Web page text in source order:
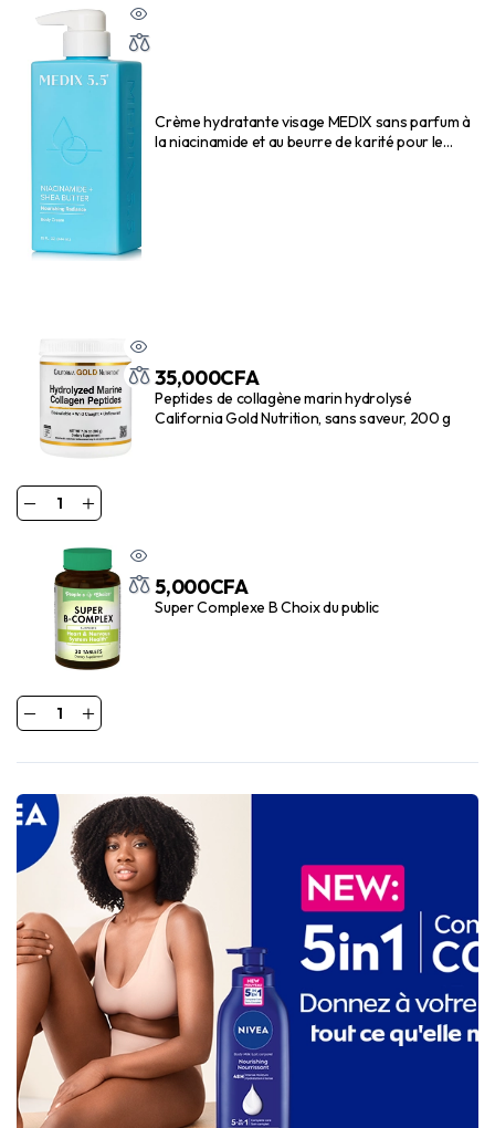
Crème hydratante visage MEDIX sans parfum à
la niacinamide et au beurre de karité pour le
35,000CFA
Peptides de collagène marin hydrolysé
California Gold Nutrition, sans saveur, 200 g
5,000CFA
Super Complexe B Choix du public